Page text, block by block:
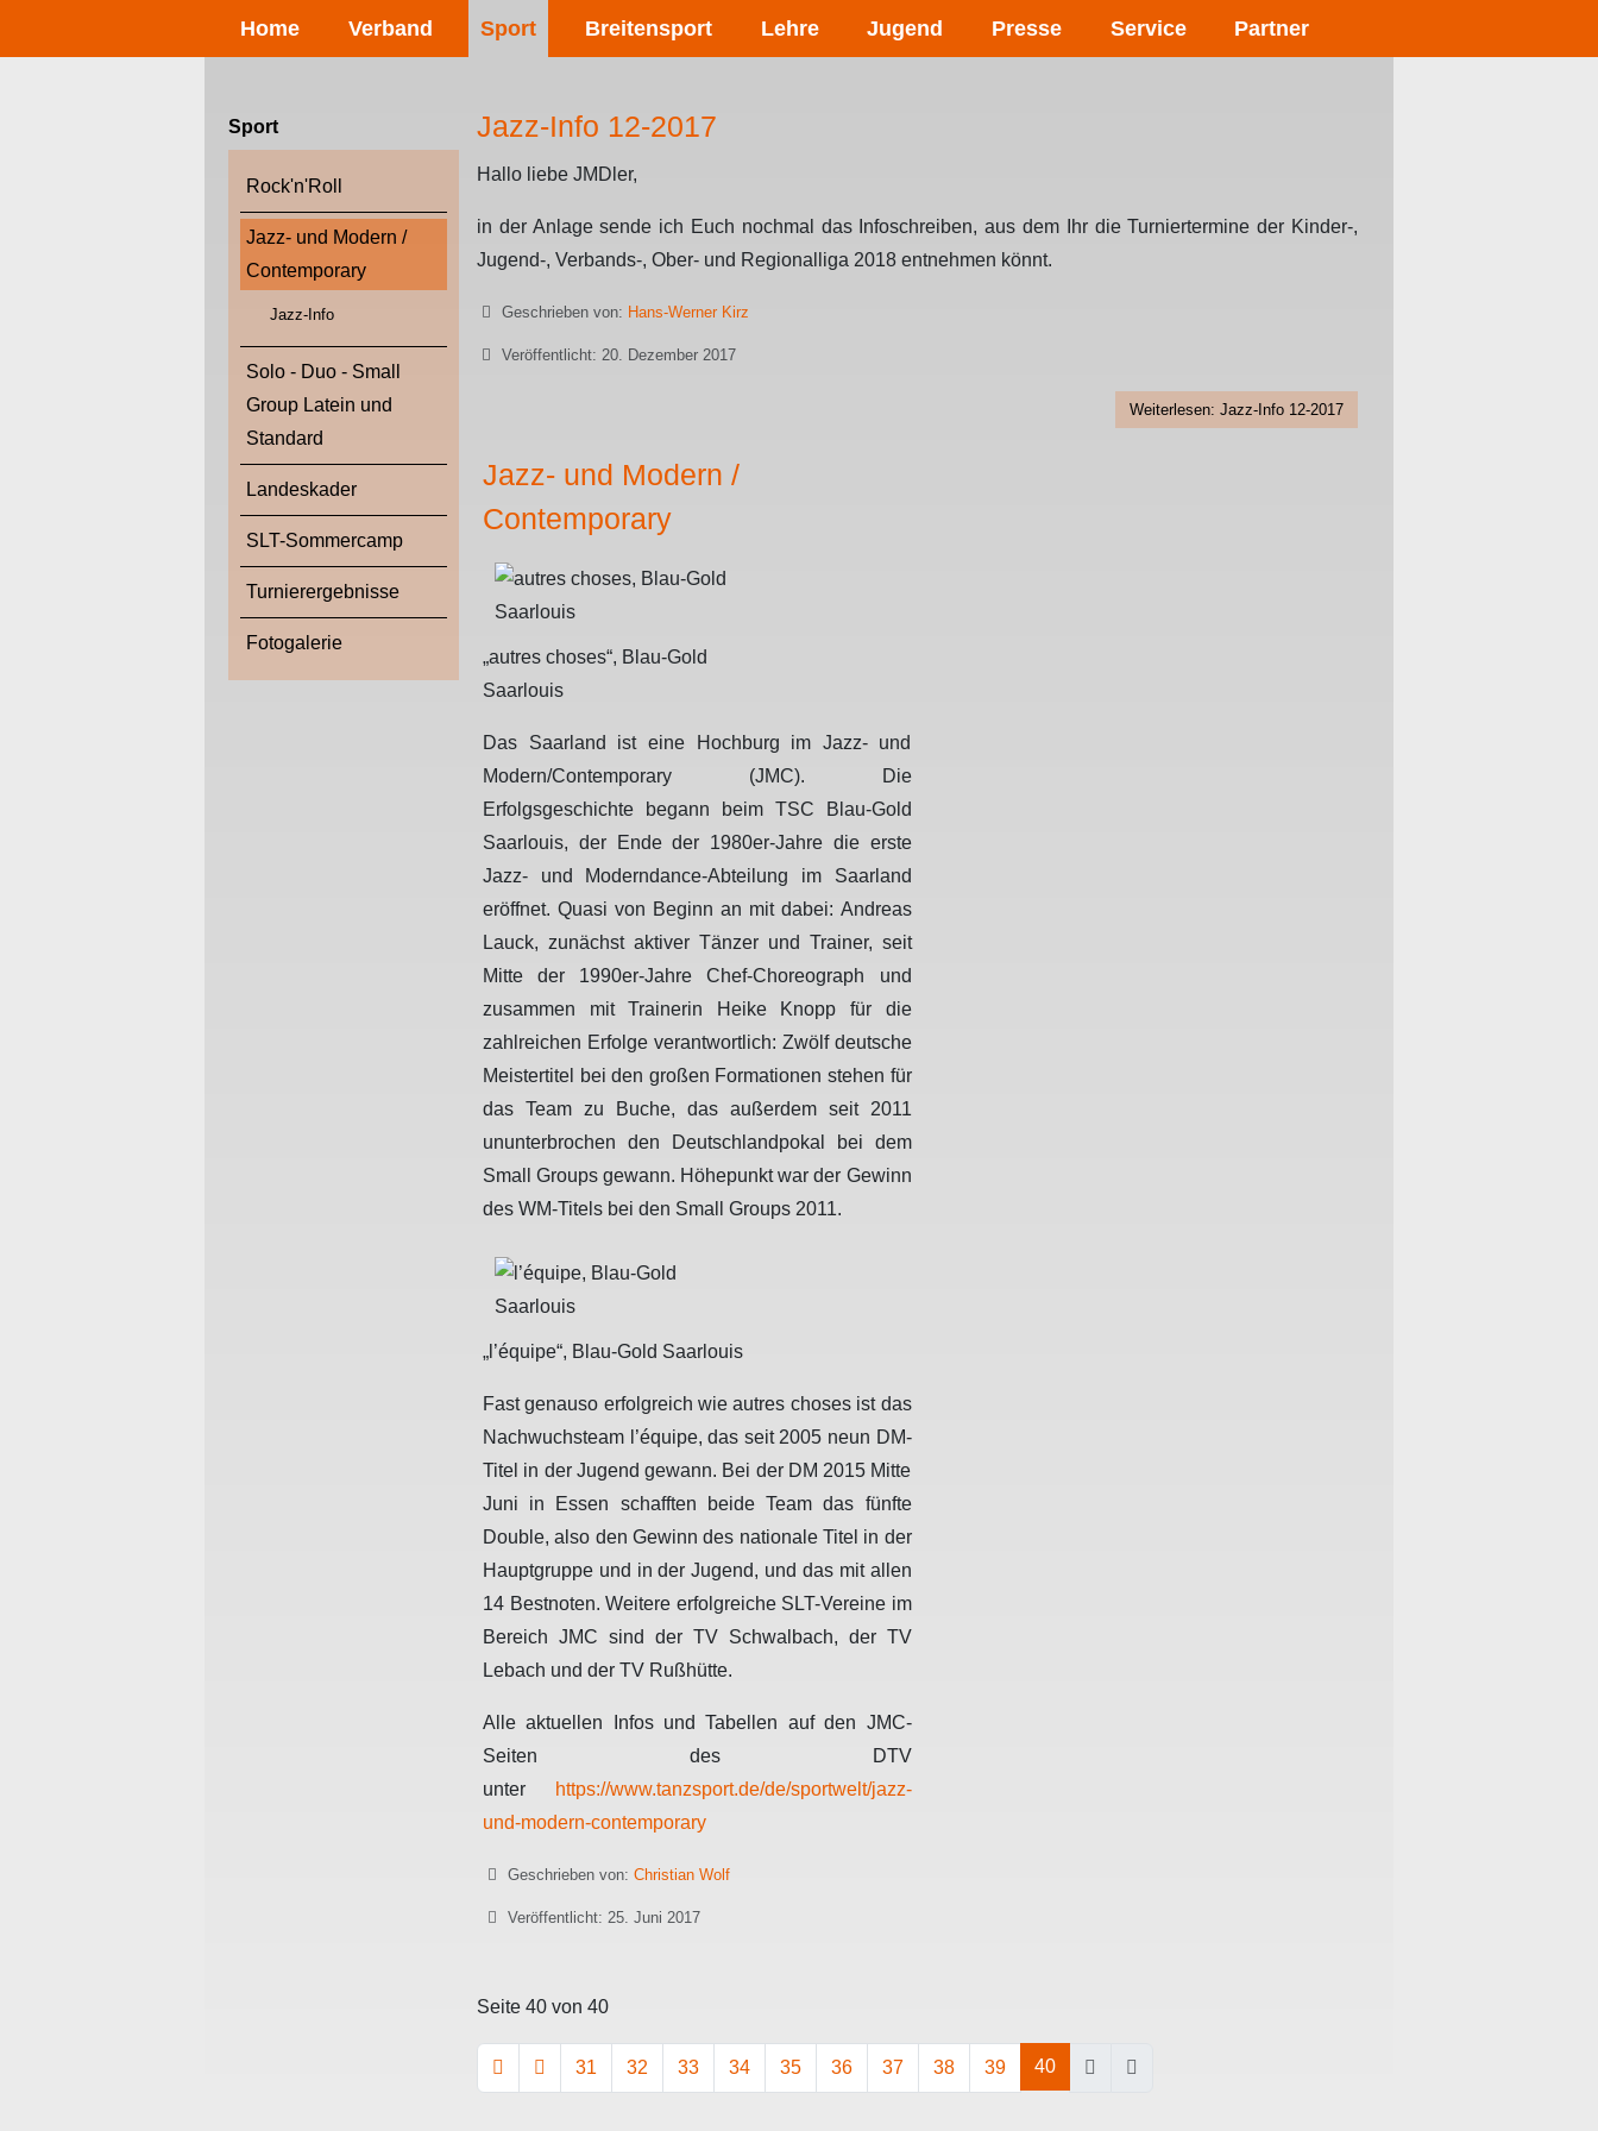
Home Verband Sport Breitensport Lehre Jugend Presse Service Partner
Sport
Rock'n'Roll
Jazz- und Modern /
Contemporary
Jazz-Info
Solo - Duo - Small
Group Latein und
Standard
Landeskader
SLT-Sommercamp
Turnierergebnisse
Fotogalerie
Jazz-Info 12-2017
Hallo liebe JMDler,
in der Anlage sende ich Euch nochmal das Infoschreiben, aus dem Ihr die Turniertermine der Kinder-,
Jugend-, Verbands-, Ober- und Regionalliga 2018 entnehmen könnt.
DetailsGeschrieben von: Hans-Werner Kirz
Veröffentlicht: 20. Dezember 2017
Weiterlesen: Jazz-Info 12-2017
Jazz- und Modern /
Contemporary
„autres choses“, Blau-Gold
Saarlouis
Das Saarland ist eine Hochburg im Jazz- und
Modern/Contemporary (JMC). Die
Erfolgsgeschichte begann beim TSC Blau-Gold
Saarlouis, der Ende der 1980er-Jahre die erste
Jazz- und Moderndance-Abteilung im Saarland
eröffnet. Quasi von Beginn an mit dabei: Andreas
Lauck, zunächst aktiver Tänzer und Trainer, seit
Mitte der 1990er-Jahre Chef-Choreograph und
zusammen mit Trainerin Heike Knopp für die
zahlreichen Erfolge verantwortlich: Zwölf deutsche
Meistertitel bei den großen Formationen stehen für
das Team zu Buche, das außerdem seit 2011
ununterbrochen den Deutschlandpokal bei dem
Small Groups gewann. Höhepunkt war der Gewinn
des WM-Titels bei den Small Groups 2011.
„l’équipe“, Blau-Gold Saarlouis
Fast genauso erfolgreich wie autres choses ist das
Nachwuchsteam l’équipe, das seit 2005 neun DM-
Titel in der Jugend gewann. Bei der DM 2015 Mitte
Juni in Essen schafften beide Team das fünfte
Double, also den Gewinn des nationale Titel in der
Hauptgruppe und in der Jugend, und das mit allen
14 Bestnoten. Weitere erfolgreiche SLT-Vereine im
Bereich JMC sind der TV Schwalbach, der TV
Lebach und der TV Rußhütte.
Alle aktuellen Infos und Tabellen auf den JMC-
Seiten des DTV
unter
https://www.tanzsport.de/de/sportwelt/jazz-
und-modern-contemporary
DetailsGeschrieben von: Christian Wolf
Veröffentlicht: 25. Juni 2017
Seite 40 von 40
31 32 33 34 35 36 37 38 39 40